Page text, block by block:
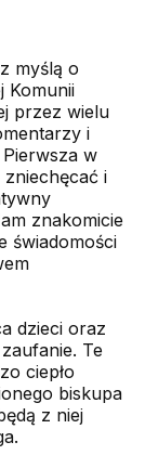
myślą o
Komunii
przez wielu
i
Pierwsza w
i
znakomicie
świadomości
dzieci oraz
Te
ciepło
biskupa
z niej